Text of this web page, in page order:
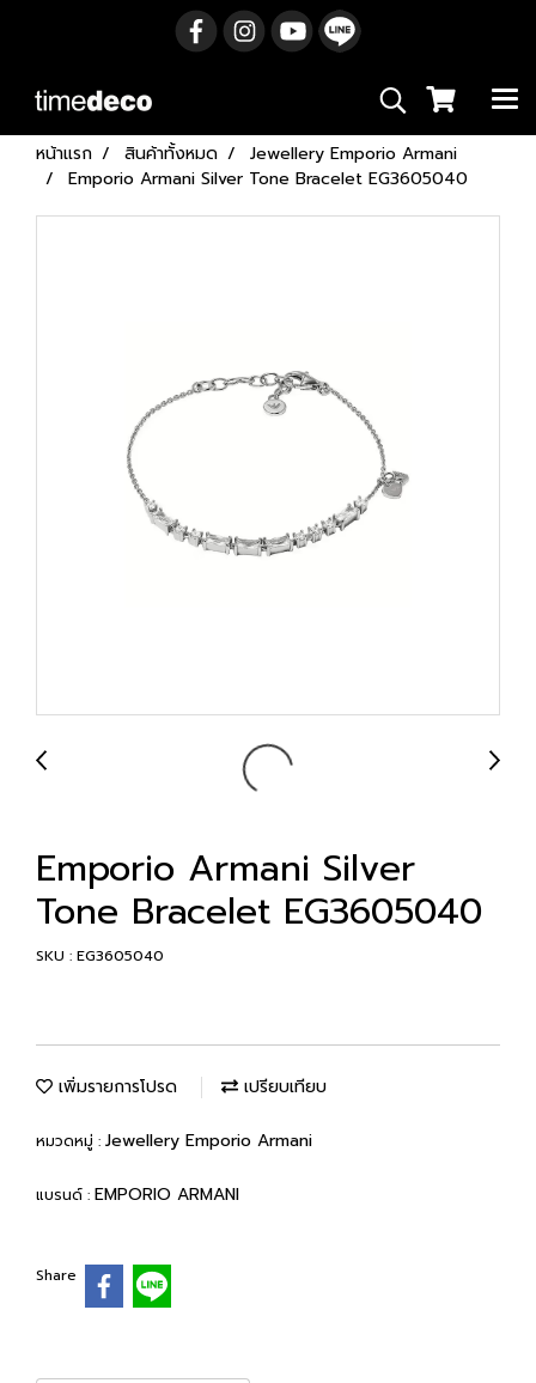
หน้าแรก สินค้าทั้งหมด
Jewellery Emporio Armani
Emporio Armani Silver Tone Bracelet EG3605040
Emporio Armani Silver
Tone Bracelet EG3605040
SKU : EG3605040
เพิ่มรายการโปรด เปรียบเทียบ
หมวดหมู่ : Jewellery Emporio Armani
แบรนด์ : EMPORIO ARMANI
Share